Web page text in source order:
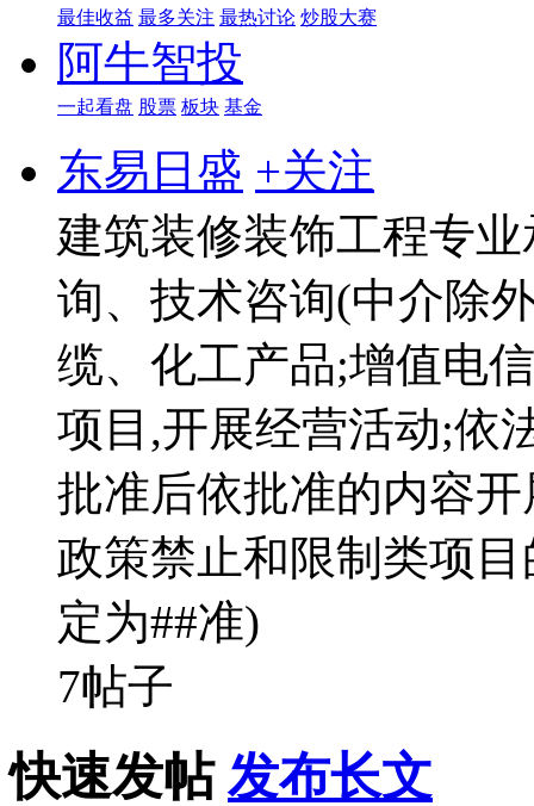
最佳收益 最多关注 最热讨论 炒股大赛
阿牛智投
一起看盘 股票 板块 基金
东易日盛 +关注
建筑装修装饰工程专
询、技术咨询(中介除
缆、化工产品;增值电
项目,开展经营活动;依
批准后依批准的内容
政策禁止和限制类项
定为##准)
7帖子
快速发帖 发布长文